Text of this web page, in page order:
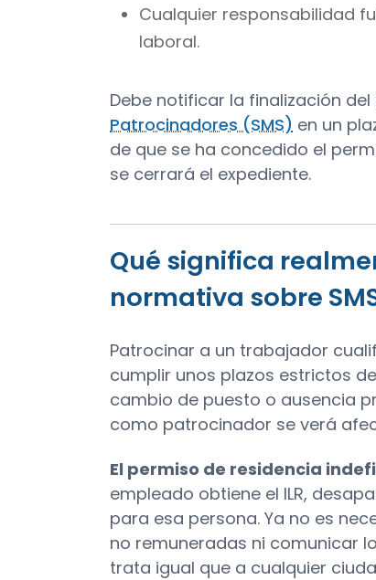
Cualquier responsabilidad
laboral.
Debe notificar la finalización
Patrocinadores (SMS) en un
de que se ha concedido el
se cerrará el expediente.
Qué significa
normativa sobre
Patrocinar a un trabajador
cumplir unos plazos estrictos
cambio de puesto o ausencia
como patrocinador se verá
El permiso de residencia
empleado obtiene el ILR,
para esa persona. Ya no es
no remuneradas ni comunicar
trata igual que a cualquier